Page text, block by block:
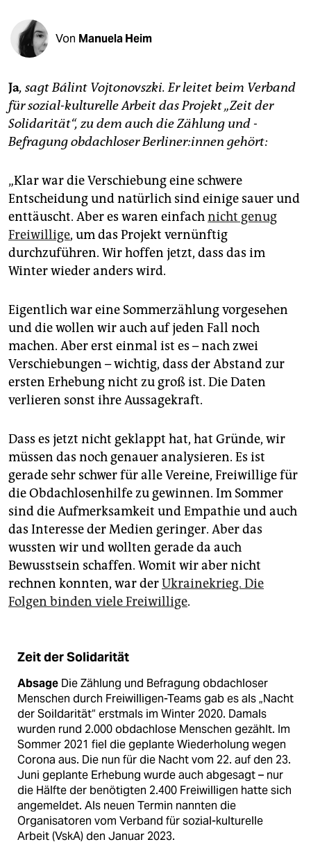
fragen & hilfe
unterstützen
abo
genossenschaft
epaper login
Von Manuela Heim
Ja, sagt Bálint Vojto­novszki. Er leitet beim Verband
für ­sozial-kulturelle Arbeit das Projekt „Zeit der
Solidarität“, zu dem auch die Zählung und ­
Befragung obdachloser ­Ber­li­ne­r:in­nen gehört:
„Klar war die Verschiebung eine schwere
Entscheidung und natürlich sind einige sauer und
enttäuscht. Aber es waren einfachnicht genug
Freiwillige, um das Projekt vernünftig
durchzuführen. Wir hoffen jetzt, dass das im
Winter wieder anders wird.
Eigentlich war eine Sommerzählung vorgesehen
und die wollen wir auch auf jeden Fall noch
machen. Aber erst einmal ist es – nach zwei
Verschiebungen – wichtig, dass der Abstand zur
ersten Erhebung nicht zu groß ist. Die Daten
verlieren sonst ihre Aussagekraft.
Dass es jetzt nicht geklappt hat, hat Gründe, wir
müssen das noch genauer analysieren. Es ist
gerade sehr schwer für alle Vereine, Freiwillige für
die Obdachlosenhilfe zu gewinnen. Im Sommer
sind die Aufmerksamkeit und Empathie und auch
das Interesse der Medien geringer. Aber das
wussten wir und wollten gerade da auch
Bewusstsein schaffen. Womit wir aber nicht
rechnen konnten, war derUkrainekrieg. Die
Folgen binden viele Freiwillige.
Zeit der Solidarität
Absage Die Zählung und Befragung obdachloser
Menschen durch Freiwilligen-Teams gab es als „Nacht
der Soildarität“ erstmals im Winter 2020. Damals
wurden rund 2.000 obdachlose Menschen gezählt. Im
Sommer 2021 fiel die geplante Wiederholung wegen
Corona aus. Die nun für die Nacht vom 22. auf den 23.
Juni geplante Erhebung wurde auch abgesagt – nur
die Hälfte der benötigten 2.400 Freiwilligen hatte sich
angemeldet. Als neuen Termin nannten die
Organisatoren vom Verband für sozial-kulturelle
Arbeit (VskA) den Januar 2023.